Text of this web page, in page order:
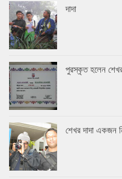
দাদা
পুরস্কৃত হলেন
শেখর দাদা একজন